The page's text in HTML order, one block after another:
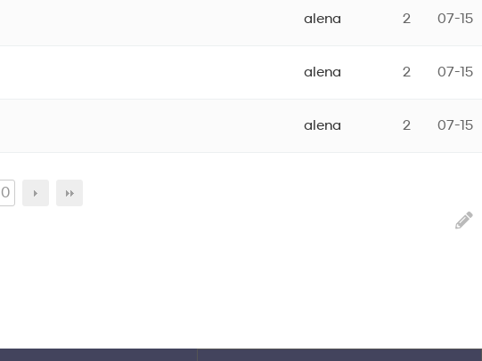
alena 2 07-15
alena 2 07-15
alena 2 07-15
10